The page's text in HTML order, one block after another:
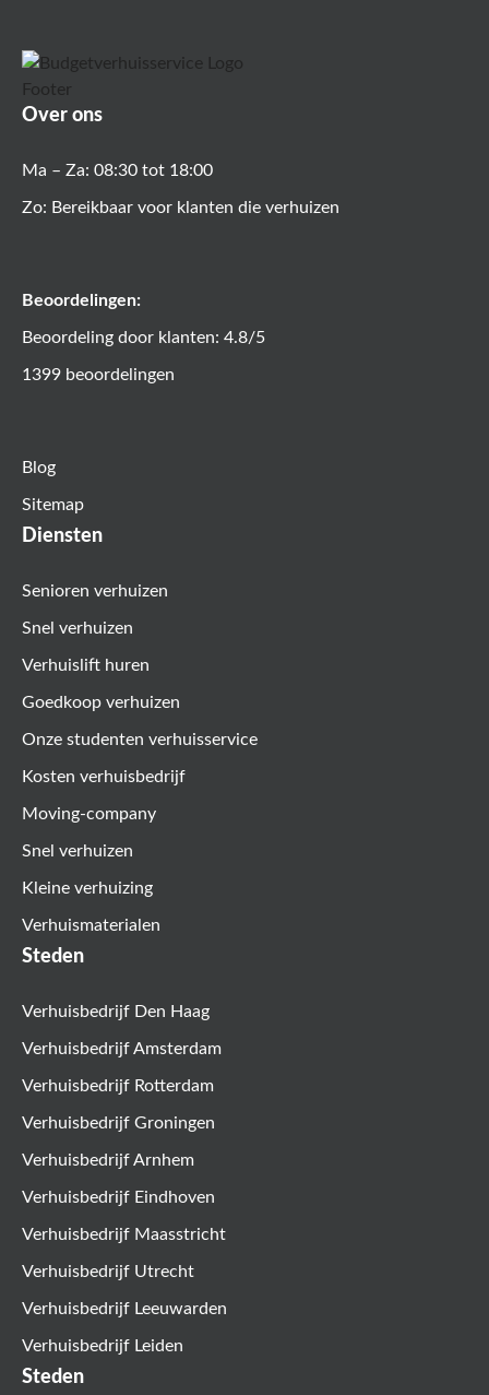
Over ons
Ma – Za: 08:30 tot 18:00
Zo: Bereikbaar voor klanten die verhuizen
Beoordelingen:
Beoordeling door klanten: 4.8/5
1399 beoordelingen
Blog
Sitemap
Diensten
Senioren verhuizen
Snel verhuizen
Verhuislift huren
Goedkoop verhuizen
Onze studenten verhuisservice
Kosten verhuisbedrijf
Moving-company
Snel verhuizen
Kleine verhuizing
Verhuismaterialen
Steden
Verhuisbedrijf Den Haag
Verhuisbedrijf Amsterdam
Verhuisbedrijf Rotterdam
Verhuisbedrijf Groningen
Verhuisbedrijf Arnhem
Verhuisbedrijf Eindhoven
Verhuisbedrijf Maasstricht
Verhuisbedrijf Utrecht
Verhuisbedrijf Leeuwarden
Verhuisbedrijf Leiden
Steden